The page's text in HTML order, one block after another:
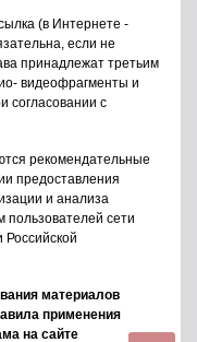
(в Интернете -
если не
принадлежат третьим
видеофрагменты и
согласовании с
рекомендательные
предоставления
и анализа
пользователей сети
материалов
применения
на сайте